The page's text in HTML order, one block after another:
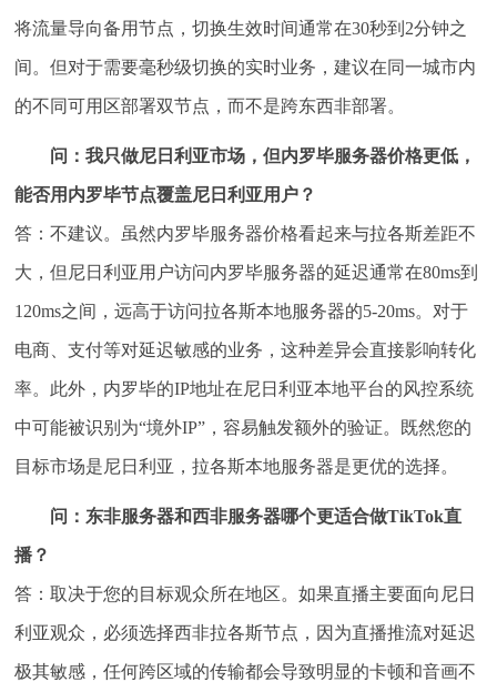
将流量导向备用节点，切换生效时间通常在30秒到2分钟之
间。但对于需要毫秒级切换的实时业务，建议在同一城市内
的不同可用区部署双节点，而不是跨东西非部署。
问：我只做尼日利亚市场，但内罗毕服务器价格更低，
能否用内罗毕节点覆盖尼日利亚用户？
答：不建议。虽然内罗毕服务器价格看起来与拉各斯差距不
大，但尼日利亚用户访问内罗毕服务器的延迟通常在80ms到
120ms之间，远高于访问拉各斯本地服务器的5-20ms。对于
电商、支付等对延迟敏感的业务，这种差异会直接影响转化
率。此外，内罗毕的IP地址在尼日利亚本地平台的风控系统
中可能被识别为“境外IP”，容易触发额外的验证。既然您的
目标市场是尼日利亚，拉各斯本地服务器是更优的选择。
问：东非服务器和西非服务器哪个更适合做TikTok直
播？
答：取决于您的目标观众所在地区。如果直播主要面向尼日
利亚观众，必须选择西非拉各斯节点，因为直播推流对延迟
极其敏感，任何跨区域的传输都会导致明显的卡顿和音画不